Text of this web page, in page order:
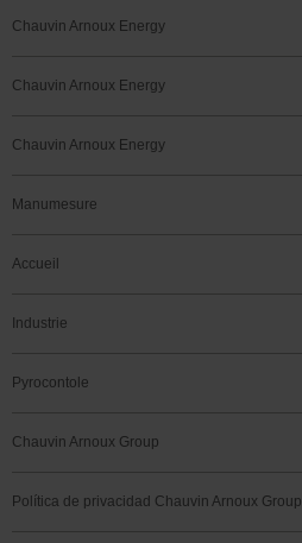
Chauvin Arnoux Energy
Chauvin Arnoux Energy
Chauvin Arnoux Energy
Manumesure
Accueil
Industrie
Pyrocontole
Chauvin Arnoux Group
Política de privacidad Chauvin Arnoux Group